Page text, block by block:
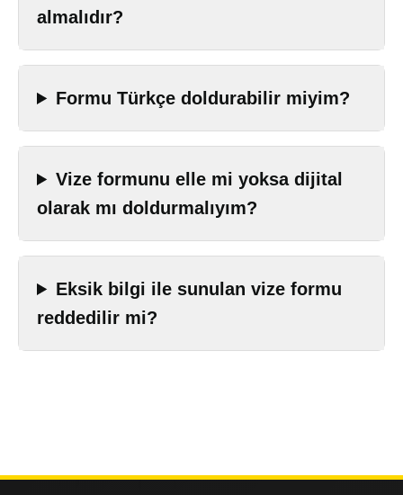
almalıdır?
Formu Türkçe doldurabilir miyim?
Vize formunu elle mi yoksa dijital
olarak mı doldurmalıyım?
Eksik bilgi ile sunulan vize formu
reddedilir mi?